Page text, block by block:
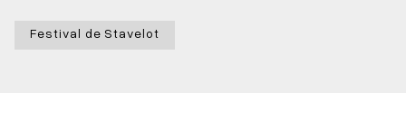
Festival de Stavelot